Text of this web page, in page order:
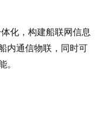
化，构建船联网信息
内通信物联，同时可
。